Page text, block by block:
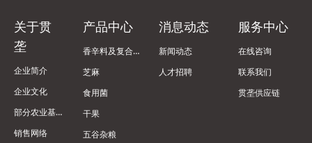
新闻动态
人才招聘
消息动态
在线咨询
联系我们
贯垄供应链
服务中心
企业简介
企业文化
部分农业基地
销售网络
关于贯
垄
香辛料及复合调味料
芝麻
食用菌
干果
五谷杂粮
产品中心